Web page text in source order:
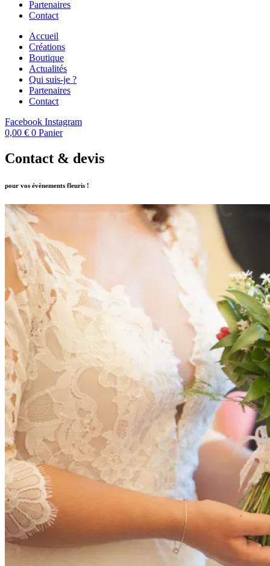
Partenaires
Contact
Accueil
Créations
Boutique
Actualités
Qui suis-je ?
Partenaires
Contact
Facebook Instagram
0,00 € 0 Panier
Contact & devis
pour vos évènements fleuris !